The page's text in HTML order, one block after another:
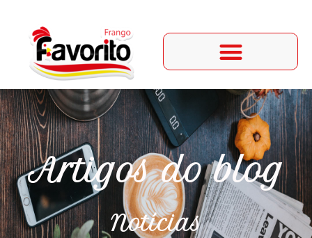
Artigos do blog
Notícias